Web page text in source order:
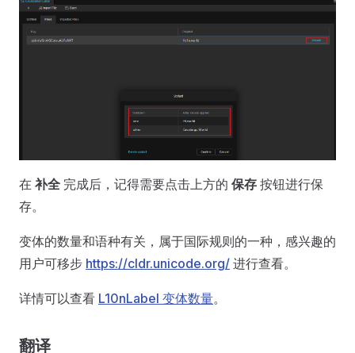
在 补全 完成后，记得需要点击上方的 保存 按钮进行保
存。
变体的数量和语种有关，属于国际规则的一种，感兴趣的
用户可移步 https://cldr.unicode.org/ 进行查看。
详情可以查看 L10nLabel 变体数量。
翻译